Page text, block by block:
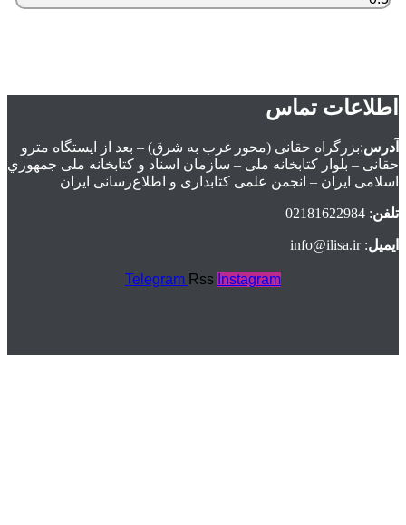
اطلاعات تماس
آدرس:بزرگراه حقانی (محور غرب به شرق) – بعد از ايستگاه مترو
حقانی – بلوار كتابخانه ملی – سازمان اسناد و كتابخانه ملی جمهوري
اسلامی ايران – انجمن علمی کتابداری و اطلاع‌رسانی ایران
تلفن: 02181622984
ایمیل: info@ilisa.ir
Telegram Rss Instagram